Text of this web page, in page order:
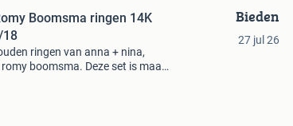
Boomsma ringen 14K
18
ringen van anna + nina,
boomsma. Deze set is maat
Bieden
27 jul 26